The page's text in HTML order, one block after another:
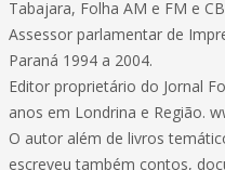
Tabajara, Folha AM e FM e
Assessor parlamentar de
Paraná 1994 a 2004.
Editor proprietário do Jornal
anos em Londrina e Região.
O autor além de livros
escreveu também contos,